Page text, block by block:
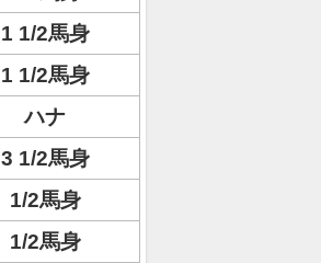
1 1/2馬身
1 1/2馬身
ハナ
3 1/2馬身
1/2馬身
1/2馬身